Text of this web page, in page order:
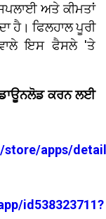
ਅਤੇ ਕੀਮਤਾਂ
ਹੈ। ਫਿਲਹਾਲ ਪੂਰੀ
ਇਸ ਫੈਸਲੇ 'ਤੇ
ਕਰਨ ਲਈ
apps/
id538323711?